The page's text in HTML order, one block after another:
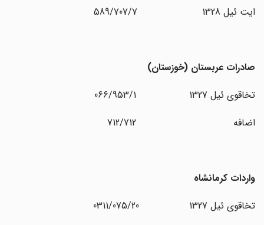
ایت ئیل 1328 589/707/7
صادرات عربستان (خوزستان)
تخاقوی ئیل 1327 066/953/1
اضافه 712/712
واردات کرمانشاه
تخاقوی ئیل 1327 0311/075/20